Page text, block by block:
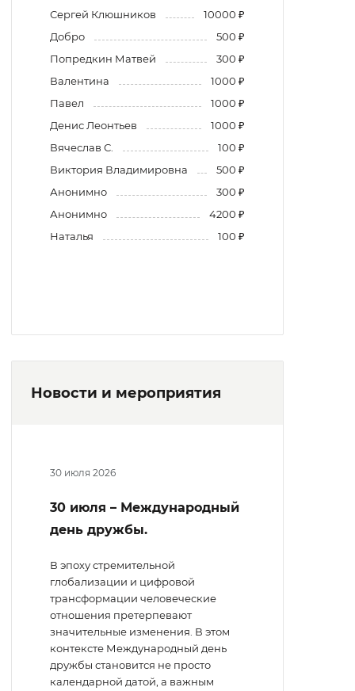
Сергей Клюшников
10000 ₽
Добро
500 ₽
Попредкин Матвей
300 ₽
Валентина
1000 ₽
Павел
1000 ₽
Денис Леонтьев
1000 ₽
Вячеслав С.
100 ₽
Виктория Владимировна
500 ₽
Анонимно
300 ₽
Анонимно
4200 ₽
Наталья
100 ₽
Новости и мероприятия
30 июля 2026
30 июля – Международный
день дружбы.
В эпоху стремительной
глобализации и цифровой
трансформации человеческие
отношения претерпевают
значительные изменения. В этом
контексте Международный день
дружбы становится не просто
календарной датой, а важным